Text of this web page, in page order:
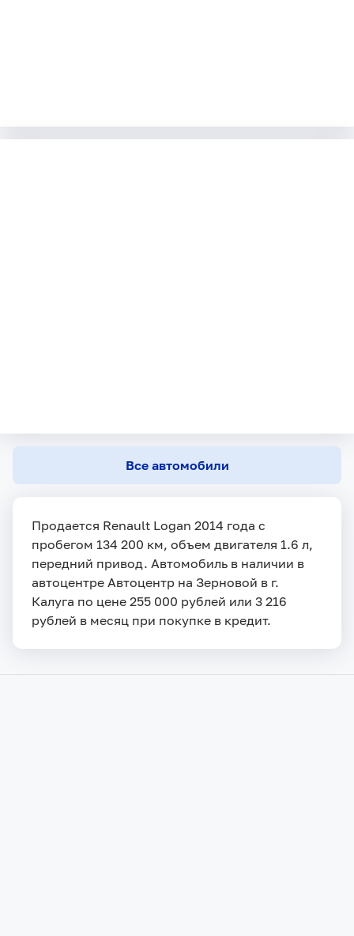
Все автомобили
Продается Renault Logan 2014 года с
пробегом 134 200 км, объем двигателя 1.6 л,
передний привод. Автомобиль в наличии в
автоцентре Автоцентр на Зерновой в г.
Калуга по цене 255 000 рублей или 3 216
рублей в месяц при покупке в кредит.